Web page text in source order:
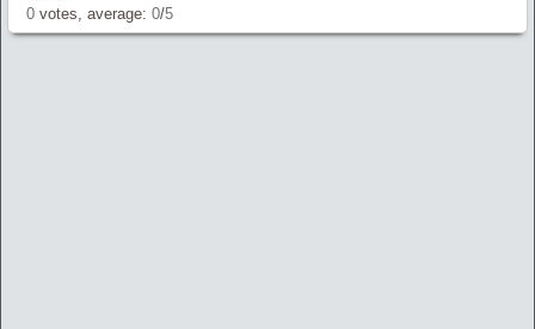
0 votes, average: 0/5